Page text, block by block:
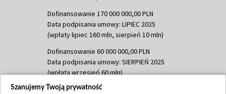
Dofinansowanie 170 000 000,00 PLN
Data podpisania umowy: LIPIEC 2025
(wpłaty lipiec 160 mln, sierpień 10 mln)
Dofinansowanie 60 000 000,00 PLN
Data podpisania umowy: SIERPIEŃ 2025
(wpłata wrzesień 60 mln)
Dofinansowanie 635 783 051,21 PLN
Szanujemy Twoją prywatność